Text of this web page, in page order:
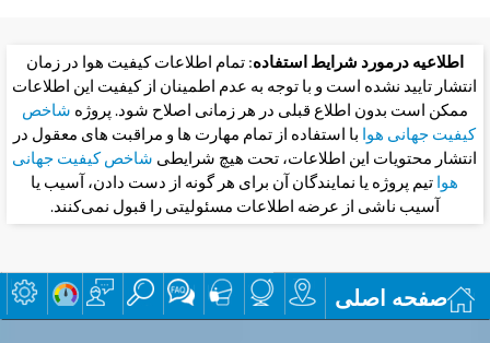
اطلاعیه درمورد شرایط استفاده: تمام اطلاعات کیفیت هوا در زمان
انتشار تایید نشده است و با توجه به عدم اطمینان از کیفیت این اطلاعات
ممکن است بدون اطلاع قبلی در هر زمانی اصلاح شود. پروژهشاخص
کیفیت جهانی هوا با استفاده از تمام مهارت ها و مراقبت های معقول در
انتشار محتویات این اطلاعات، تحت هیچ شرایطیشاخص کیفیت جهانی
هوا تیم پروژه یا نمایندگان آن برای هر گونه از دست دادن، آسیب یا
آسیب ناشی از عرضه اطلاعات مسئولیتی را قبول نمی‌کنند.
صفحه اصلی